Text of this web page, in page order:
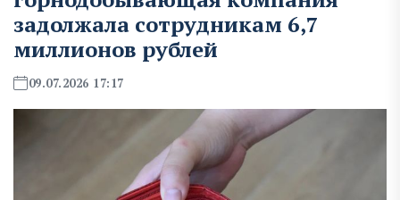
задолжала сотрудникам 6,7
миллионов рублей
09.07.2026 17:17